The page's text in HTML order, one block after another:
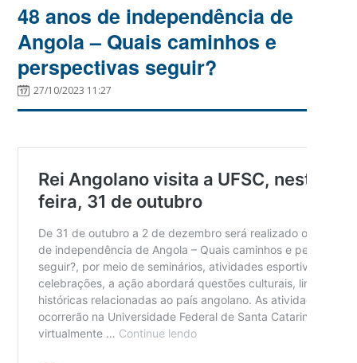
48 anos de independência de
Angola – Quais caminhos e
perspectivas seguir?
27/10/2023 11:27